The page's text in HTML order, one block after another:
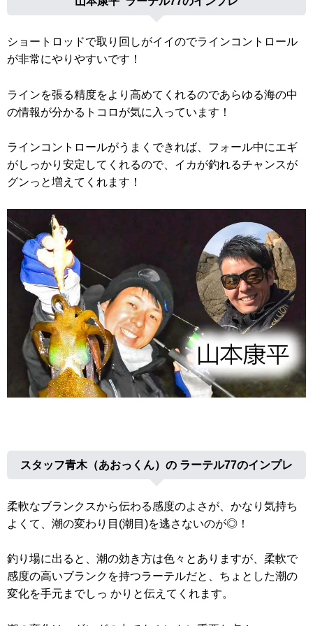
ショートロッドで取り回しがイイのでラインコントロール
が非常にやりやすいです！
ラインを張る精度をより高めてくれるのであらゆる海の中
の情報が分かるトコロが気に入っています！
ラインコントロールがうまくできれば、フォール中にエギ
がしっかり安定してくれるので、イカが釣れるチャンスが
グンっと増えてくれます！
スタッフ青木（あおっくん）の ラーテル77のインプレ
柔軟なブランクスから伝わる感度のよさが、かなり気持ち
よくて、潮の変わり目(潮目)を逃さないのが◎！
釣り場に出ると、潮の効き方は色々とありますが、柔軟で
感度の高いブランクを持つラーテルだと、ちょとした潮の
変化を手元までしっ かりと伝えてくれます。